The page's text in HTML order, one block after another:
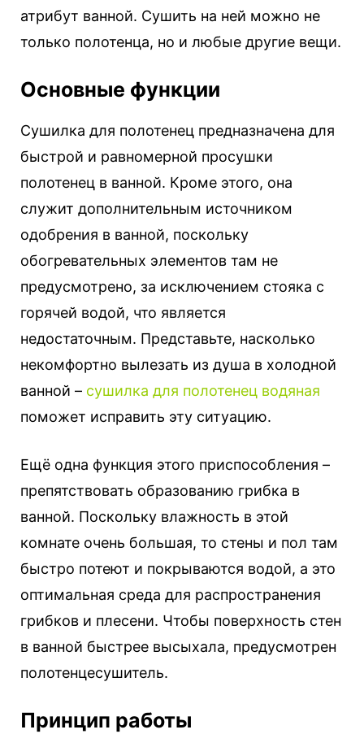
атрибут ванной. Сушить на ней можно не
только полотенца, но и любые другие вещи.
Основные функции
Сушилка для полотенец предназначена для
быстрой и равномерной просушки
полотенец в ванной. Кроме этого, она
служит дополнительным источником
одобрения в ванной, поскольку
обогревательных элементов там не
предусмотрено, за исключением стояка с
горячей водой, что является
недостаточным. Представьте, насколько
некомфортно вылезать из душа в холодной
ванной – сушилка для полотенец водяная
поможет исправить эту ситуацию.
Ещё одна функция этого приспособления –
препятствовать образованию грибка в
ванной. Поскольку влажность в этой
комнате очень большая, то стены и пол там
быстро потеют и покрываются водой, а это
оптимальная среда для распространения
грибков и плесени. Чтобы поверхность стен
в ванной быстрее высыхала, предусмотрен
полотенцесушитель.
Принцип работы